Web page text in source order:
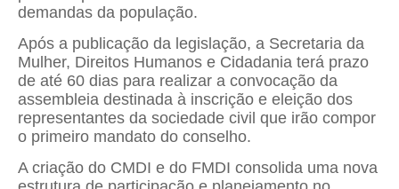
demandas da população.
Após a publicação da legislação, a Secretaria da
Mulher, Direitos Humanos e Cidadania terá prazo
de até 60 dias para realizar a convocação da
assembleia destinada à inscrição e eleição dos
representantes da sociedade civil que irão compor
o primeiro mandato do conselho.
A criação do CMDI e do FMDI consolida uma nova